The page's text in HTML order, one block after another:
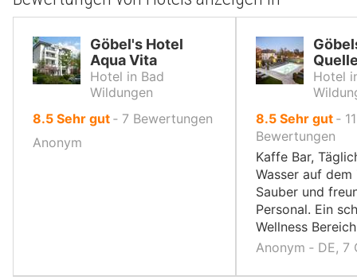
Göbel's Hotel
Aqua Vita
Hotel in Bad
Wildungen
8.5von
Sehr gut ‐ 7 Bewertungen
Anonym
Hotel
8.5von
10,
Sehr gut ‐ 11
Bewertungen
Kaffe Bar,
Wasser auf dem
Sauber und
Personal. Ein
Wellness
Anonym ‐ DE,